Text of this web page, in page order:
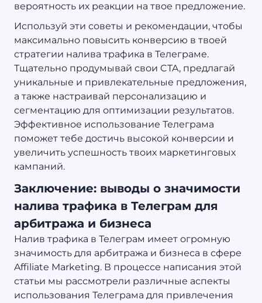
вероятность их реакции на твое предложение.
Используй эти советы и рекомендации, чтобы
максимально повысить конверсию в твоей
стратегии налива трафика в Телеграме.
Тщательно продумывай свои CTA, предлагай
уникальные и привлекательные предложения,
а также настраивай персонализацию и
сегментацию для оптимизации результатов.
Эффективное использование Телеграма
поможет тебе достичь высокой конверсии и
увеличить успешность твоих маркетинговых
кампаний.
Заключение: выводы о значимости
налива трафика в Телеграм для
арбитража и бизнеса
Налив трафика в Телеграм имеет огромную
значимость для арбитража и бизнеса в сфере
Affiliate Marketing. В процессе написания этой
статьи мы рассмотрели различные аспекты
использования Телеграма для привлечения